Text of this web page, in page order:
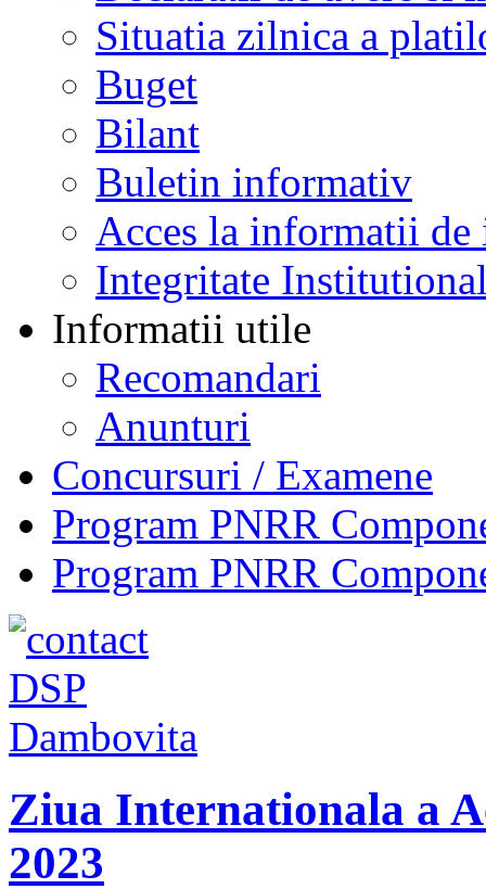
Situatia zilnica a
Buget
Bilant
Buletin informativ
Acces la informatii de
Integritate
Informatii utile
Recomandari
Anunturi
Concursuri / Examene
Program PNRR
Program PNRR
Ziua Internationala a
2023